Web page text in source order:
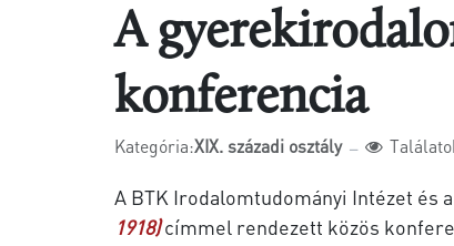
A
konferencia
Kategória:XIX. századi osztály
A BTK Irodalomtudományi Intézet és a
1918)címmel rendezett közös